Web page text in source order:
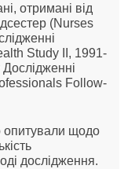
отримані від
(Nurses
Study II, 1991-
Дослідженні
Follow-
опитували щодо
дослідження.